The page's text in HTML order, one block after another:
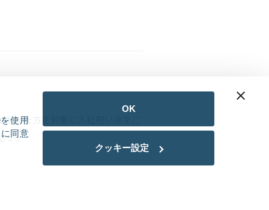
使用
同意
OK
クッキー設定
った方を対象に入社祝い金をご
い。